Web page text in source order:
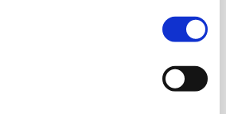
virker. Bomben har ændret den